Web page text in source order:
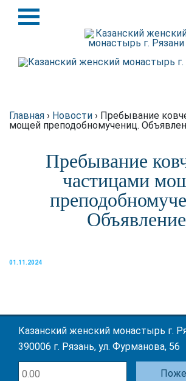
Назад
Подворье
Благотворителям
Статьи о монастыре в
Назад
Крупицы духовной мудрости
Главная › Новости › Пребывание
мощей преподобномучениц.
Пребывание
частицами
Объявление
01.11.2024
Казанский женский монастырь г.
390006 г. Рязань, ул. Фурманова, 56